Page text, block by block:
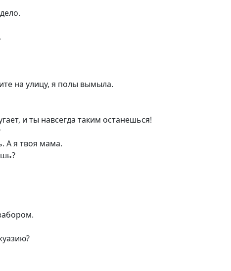
на улицу, я полы вымыла.
и ты навсегда таким останешься!
А я твоя мама.